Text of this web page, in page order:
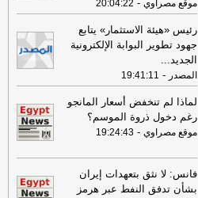
موقع مصراوي -
20:04:22
رئيس «هيئة الاستثمار» يتابع
جهود تطوير البوابة الإلكترونية
الجديد...
المصدر -
19:41:11
لماذا لم تنخفض أسعار المانجو
رغم دخول ذروة الموسم؟
موقع مصراوي -
19:24:43
فانس: لا نثق بتعهدات إيران
بشأن تدفق النفط عبر هرمز